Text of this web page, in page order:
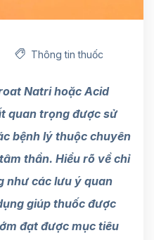
Thông tin thuốc
Natri hoặc Acid
quan trọng được sử
bệnh lý thuộc chuyên
thần. Hiểu rõ về chỉ
như các lưu ý quan
giúp thuốc được
đạt được mục tiêu